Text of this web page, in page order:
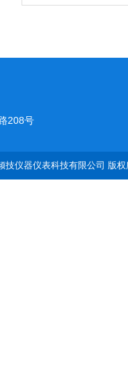
208号
技仪器仪表科技有限公司 版